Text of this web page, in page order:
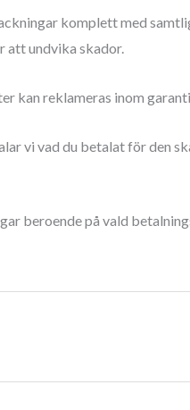
komplett med
att undvika skador.
kan reklameras inom
vi vad du betalat för den
beroende på vald